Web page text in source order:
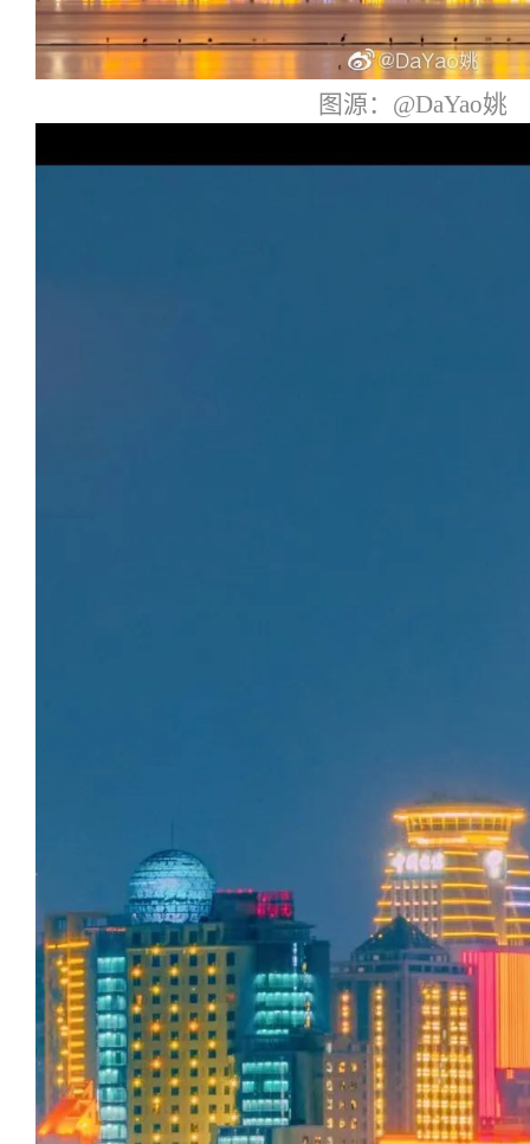
图源：@DaYao姚